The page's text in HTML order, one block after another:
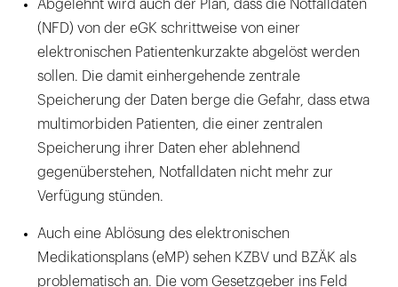
Abgelehnt wird auch der Plan, dass die Notfalldaten
(NFD) von der eGK schrittweise von einer
elektronischen Patientenkurzakte abgelöst werden
sollen. Die damit einhergehende zentrale
Speicherung der Daten berge die Gefahr, dass etwa
multimorbiden Patienten, die einer zentralen
Speicherung ihrer Daten eher ablehnend
gegenüberstehen, Notfalldaten nicht mehr zur
Verfügung stünden.
Auch eine Ablösung des elektronischen
Medikationsplans (eMP) sehen KZBV und BZÄK als
problematisch an. Die vom Gesetzgeber ins Feld